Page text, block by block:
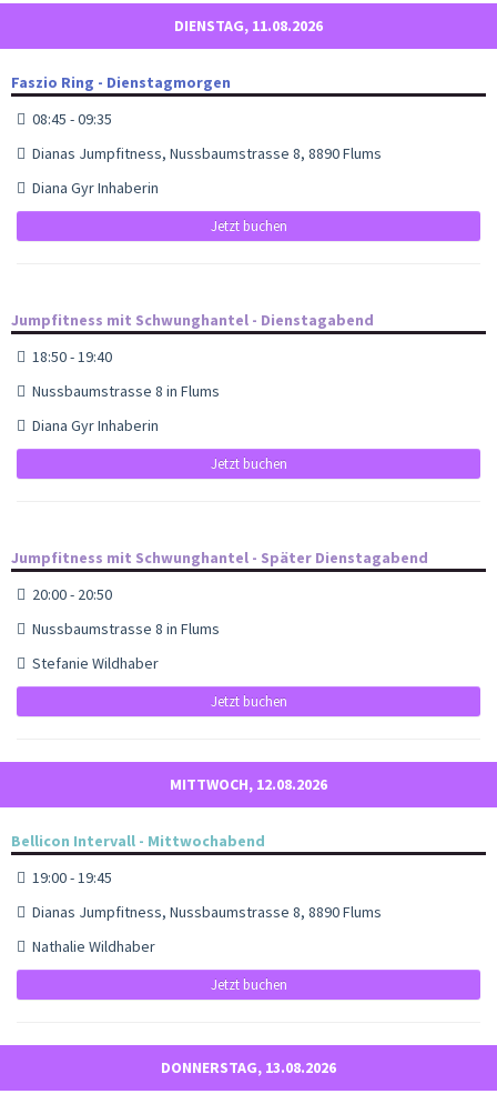
DIENSTAG, 11.08.2026
Faszio Ring - Dienstagmorgen
08:45 - 09:35
Dianas Jumpfitness, Nussbaumstrasse 8, 8890 Flums
Diana Gyr Inhaberin
Jetzt buchen
Jumpfitness mit Schwunghantel - Dienstagabend
18:50 - 19:40
Nussbaumstrasse 8 in Flums
Diana Gyr Inhaberin
Jetzt buchen
Jumpfitness mit Schwunghantel - Später Dienstagabend
20:00 - 20:50
Nussbaumstrasse 8 in Flums
Stefanie Wildhaber
Jetzt buchen
MITTWOCH, 12.08.2026
Bellicon Intervall - Mittwochabend
19:00 - 19:45
Dianas Jumpfitness, Nussbaumstrasse 8, 8890 Flums
Nathalie Wildhaber
Jetzt buchen
DONNERSTAG, 13.08.2026